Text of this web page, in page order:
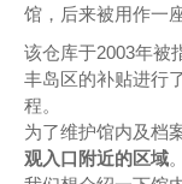
馆，后来被用作一
该仓库于2003年被
丰岛区的补贴进行
程。
为了维护馆内及档
观入口附近的区域